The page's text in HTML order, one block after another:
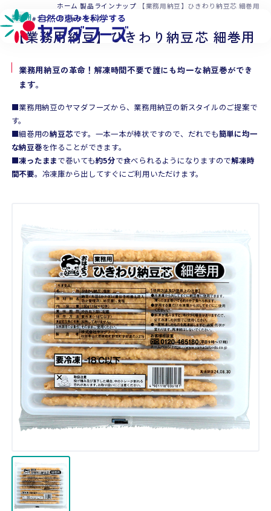
本文へ移動 ホーム 製品ラインナップ
【業務用納豆】ひきわり納豆芯 細巻用
業務用 フローズン ひきわり
【業務用納豆】ひきわり納豆芯 細巻用
業務用納豆の革命！解凍時間不要で誰にも均一な納豆巻ができ
ます。
■業務用納豆のヤマダフーズから、業務用納豆の新スタイルのご提案で
す。
■細巻用の納豆芯です。一本一本が棒状ですので、だれでも簡単に均一
な納豆巻を作ることができます。
■凍ったままで巻いても約5分で食べられるようになりますので解凍時
間不要。冷凍庫から出してすぐにご利用いただけます。